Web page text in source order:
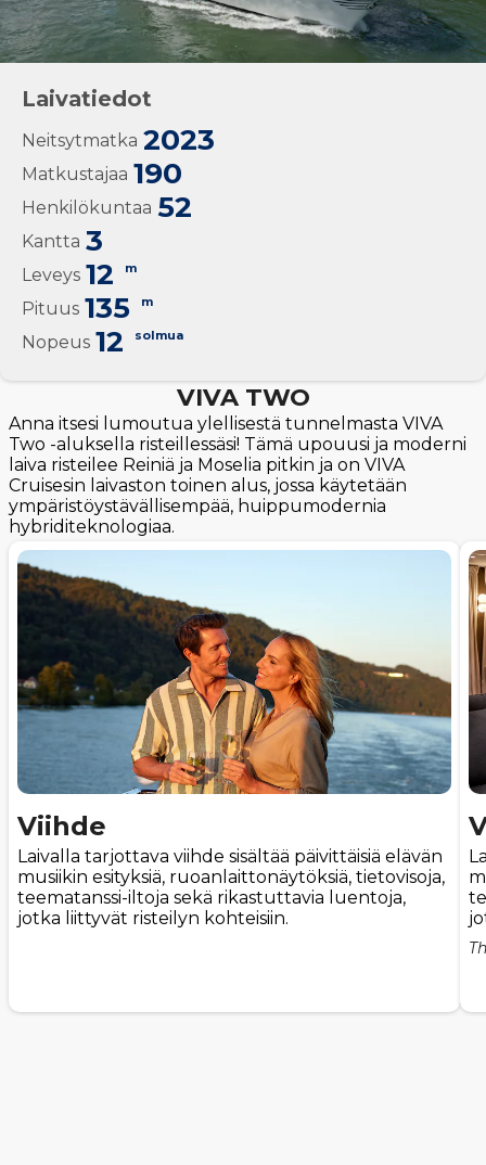
Laivatiedot
Neitsytmatka 2023
Matkustajaa 190
Henkilökuntaa 52
Kantta 3
Leveys 12 m
Pituus 135 m
Nopeus 12 solmua
VIVA TWO
Anna itsesi lumoutua ylellisestä tunnelmasta VIVA
Two -aluksella risteillessäsi! Tämä upouusi ja moderni
laiva risteilee Reiniä ja Moselia pitkin ja on VIVA
Cruisesin laivaston toinen alus, jossa käytetään
ympäristöystävällisempää, huippumodernia
hybriditeknologiaa.
Viihde
Laivalla tarjottava viihde sisältää päivittäisiä elävän
musiikin esityksiä, ruoanlaittonäytöksiä, tietovisoja,
teematanssi-iltoja sekä rikastuttavia luentoja,
jotka liittyvät risteilyn kohteisiin.